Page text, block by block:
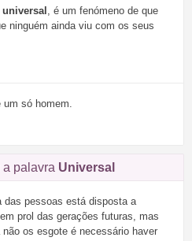
universal , é um fenómeno de que
ninguém ainda viu com os seus
um só homem.
a palavra Universal
das pessoas está disposta a
prol das gerações futuras, mas
os esgote é necessário haver